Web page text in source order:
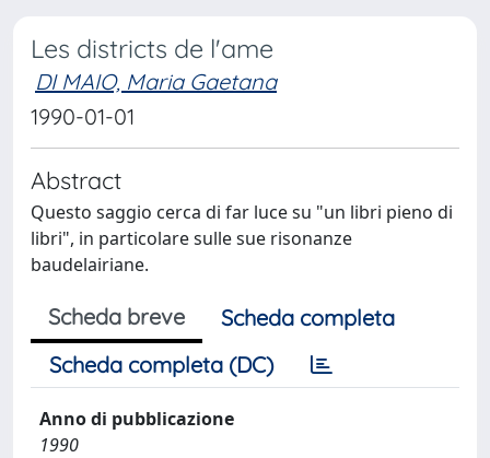
Les districts de l'ame
DI MAIO, Maria Gaetana
1990-01-01
Abstract
Questo saggio cerca di far luce su "un libri pieno di
libri", in particolare sulle sue risonanze
baudelairiane.
Scheda breve
Scheda completa
Scheda completa (DC)
Anno di pubblicazione
1990